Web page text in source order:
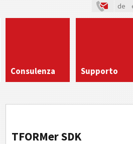
de
Consulenza Supporto
TFORMer SDK